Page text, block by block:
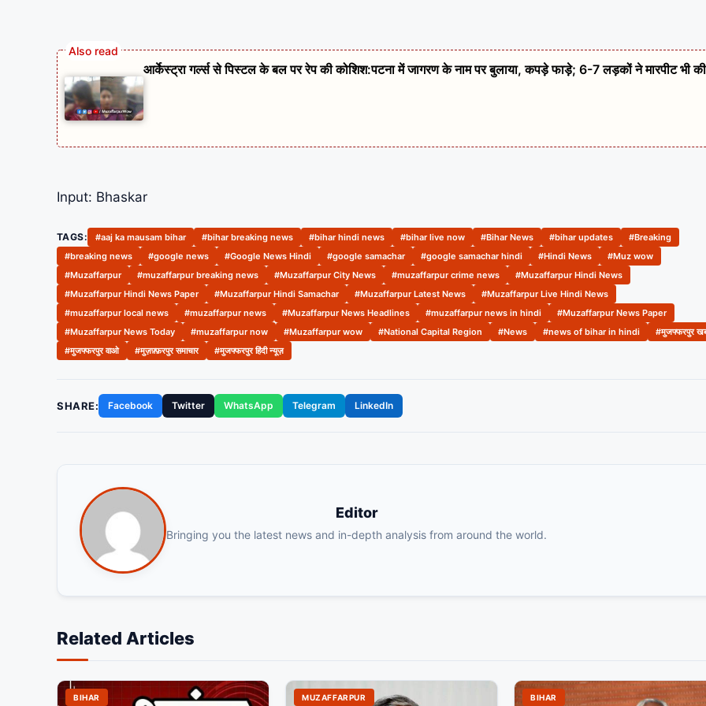
आर्केस्ट्रा गर्ल्स से पिस्टल के बल पर रेप की कोशिश:पटना में जागरण के नाम पर बुलाया, कपड़े फाड़े; 6-7 लड़कों ने मारपीट भी की
Input: Bhaskar
TAGS: #aaj ka mausam bihar #bihar breaking news #bihar hindi news #bihar live now #Bihar News #bihar updates
#Breaking
#breaking news
#google news #Google News Hindi #google samachar #google samachar hindi #Hindi News
#Muz wow
#Muzaffarpur
#muzaffarpur breaking news #Muzaffarpur City News #muzaffarpur crime news
#Muzaffarpur Hindi News
#Muzaffarpur Hindi News Paper
#Muzaffarpur Hindi Samachar #Muzaffarpur Latest News
#Muzaffarpur Live Hindi News
#muzaffarpur local news
#muzaffarpur news #Muzaffarpur News Headlines #muzaffarpur news in hindi
#Muzaffarpur News Paper
#Muzaffarpur News Today
#muzaffarpur now #Muzaffarpur wow #National Capital Region #News #news of bihar in hindi
#मुजफ्फरपुर
#मुजफ्फरपुर वाओ
#मुज़फ़्फ़रपुर समाचार #मुजफ्फरपुर हिंदी न्यूज़
SHARE: Facebook Twitter WhatsApp Telegram LinkedIn
Editor
Bringing you the latest news and in-depth analysis from around the world.
Related Articles
BIHAR MUZAFFARPUR BIHAR